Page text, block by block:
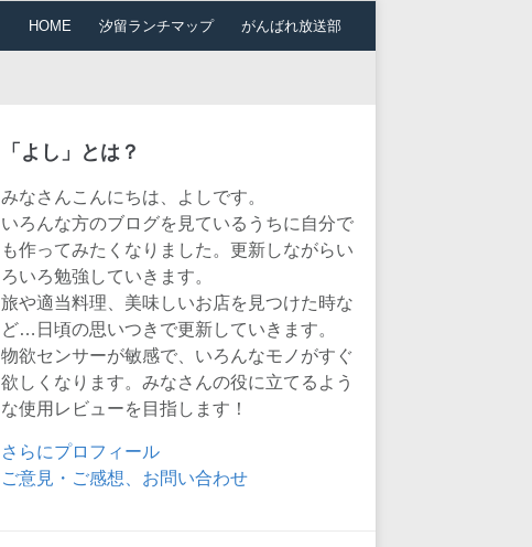
HOME 汐留ランチマップ がんばれ放送部
「よし」とは？
みなさんこんにちは、よしです。
いろんな方のブログを見ているうちに自分で
も作ってみたくなりました。更新しながらい
ろいろ勉強していきます。
旅や適当料理、美味しいお店を見つけた時な
ど…日頃の思いつきで更新していきます。
物欲センサーが敏感で、いろんなモノがすぐ
欲しくなります。みなさんの役に立てるよう
な使用レビューを目指します！
さらにプロフィール
ご意見・ご感想、お問い合わせ